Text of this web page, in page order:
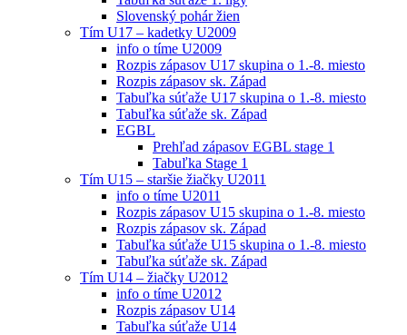
Slovenský pohár žien
Tím U17 – kadetky U2009
info o tíme U2009
Rozpis zápasov U17 skupina o 1.-8. miesto
Rozpis zápasov sk. Západ
Tabuľka súťaže U17 skupina o 1.-8. miesto
Tabuľka súťaže sk. Západ
EGBL
Prehľad zápasov EGBL stage 1
Tabuľka Stage 1
Tím U15 – staršie žiačky U2011
info o tíme U2011
Rozpis zápasov U15 skupina o 1.-8. miesto
Rozpis zápasov sk. Západ
Tabuľka súťaže U15 skupina o 1.-8. miesto
Tabuľka súťaže sk. Západ
Tím U14 – žiačky U2012
info o tíme U2012
Rozpis zápasov U14
Tabuľka súťaže U14